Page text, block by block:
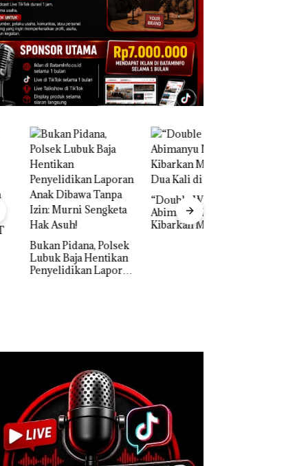
Pidana, Polsek
Baja Hentikan
Laporan
“Double Winner”,
Abimanyu Melesat
Kibarkan Merah Putih